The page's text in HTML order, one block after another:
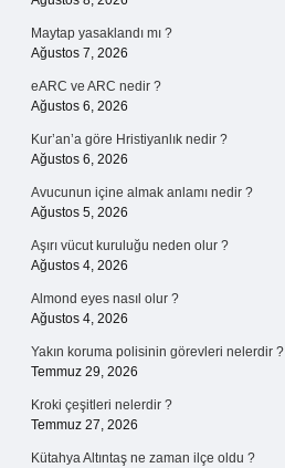
Maytap yasaklandı mı ?
Ağustos 7, 2026
eARC ve ARC nedir ?
Ağustos 6, 2026
Kur’an’a göre Hristiyanlık nedir ?
Ağustos 6, 2026
Avucunun içine almak anlamı nedir ?
Ağustos 5, 2026
Aşırı vücut kuruluğu neden olur ?
Ağustos 4, 2026
Almond eyes nasıl olur ?
Ağustos 4, 2026
Yakın koruma polisinin görevleri nelerdir ?
Temmuz 29, 2026
Kroki çeşitleri nelerdir ?
Temmuz 27, 2026
Kütahya Altıntaş ne zaman ilçe oldu ?